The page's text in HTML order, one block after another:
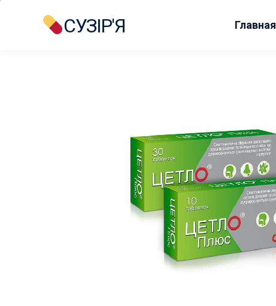
СУЗІР'Я Главная